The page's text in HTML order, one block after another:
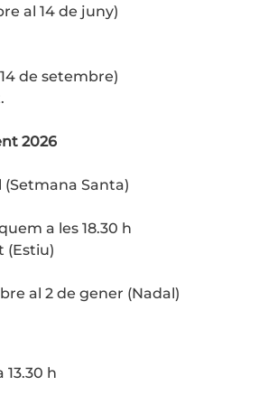
al 14 de juny)
de setembre)
2026
(Setmana Santa)
a les 18.30 h
(Estiu)
al 2 de gener (Nadal)
13.30 h